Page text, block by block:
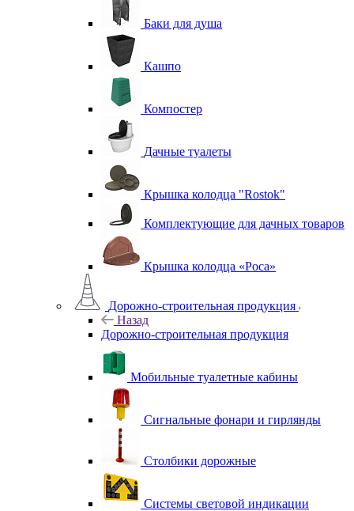
Баки для душа
Кашпо
Компостер
Дачные туалеты
Крышка колодца "Rostok"
Комплектующие для дачных товаров
Крышка колодца «Роса»
Дорожно-строительная продукция
Назад
Дорожно-строительная продукция
Мобильные туалетные кабины
Сигнальные фонари и гирлянды
Столбики дорожные
Системы световой индикации